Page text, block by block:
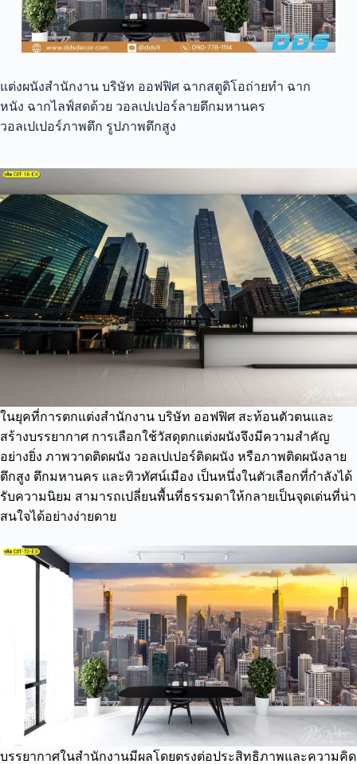
แต่งผนังสำนักงาน บริษัท ออฟฟิศ ฉากสตูดิโอถ่ายทำ ฉาก
หนัง ฉากไลฟ์สดด้วย วอลเปเปอร์ลายตึกมหานคร
วอลเปเปอร์ภาพตึก รูปภาพตึกสูง
ในยุคที่การตกแต่งสำนักงาน บริษัท ออฟฟิศ สะท้อนตัวตนและ
สร้างบรรยากาศ การเลือกใช้วัสดุตกแต่งผนังจึงมีความสำคัญ
อย่างยิ่ง ภาพวาดติดผนัง วอลเปเปอร์ติดผนัง หรือภาพติดผนังลาย
ตึกสูง ตึกมหานคร และทิวทัศน์เมือง เป็นหนึ่งในตัวเลือกที่กำลังได้
รับความนิยม สามารถเปลี่ยนพื้นที่ธรรมดาให้กลายเป็นจุดเด่นที่น่า
สนใจได้อย่างง่ายดาย
บรรยากาศในสำนักงานมีผลโดยตรงต่อประสิทธิภาพและความคิด